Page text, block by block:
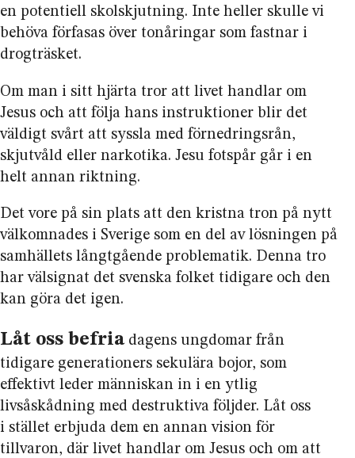
en potentiell skolskjutning. Inte heller skulle vi
behöva förfasas över tonåringar som fastnar i
drogträsket.
Om man i sitt hjärta tror att livet handlar om
Jesus och att följa hans instruktioner blir det
väldigt svårt att syssla med förnedringsrån,
skjutvåld eller narkotika. Jesu fotspår går i en
helt annan riktning.
Det vore på sin plats att den kristna tron på nytt
välkomnades i Sverige som en del av lösningen på
samhällets långtgående problematik. Denna tro
har välsignat det svenska folket tidigare och den
kan göra det igen.
Låt oss befriadagens ungdomar från
tidigare generationers sekulära bojor, som
effektivt leder människan in i en ytlig
livsåskådning med destruktiva följder. Låt oss
i stället erbjuda dem en annan vision för
tillvaron, där livet handlar om Jesus och om att